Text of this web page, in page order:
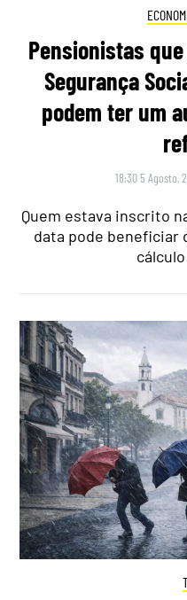
Pensionistas
Segurança
podem ter um
18:30 5 Agosto,
Quem estava inscrito
data pode beneficiar